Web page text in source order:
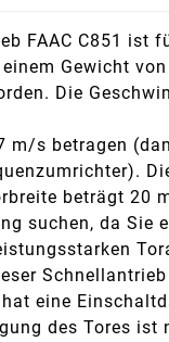
FAAC C851 ist
Gewicht
Die
m/s betragen
beträgt 20
suchen, da Sie
eine
des Tores ist